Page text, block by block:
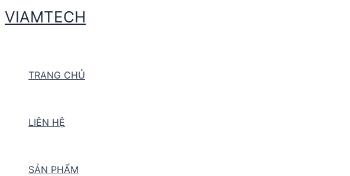
Skip
to
VIAMTECH
TRANG CHỦ
LIÊN HỆ
SẢN PHẨM